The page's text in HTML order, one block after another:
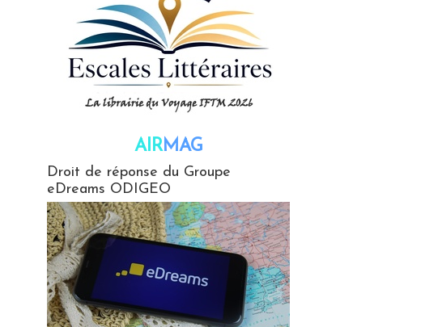
AIRMAG
Droit de réponse du Groupe
eDreams ODIGEO